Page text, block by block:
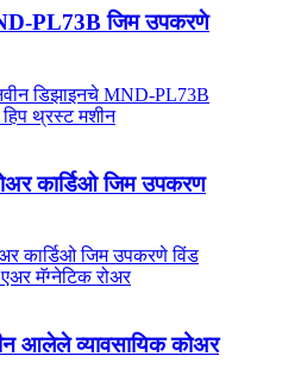
PL73B जिम उपकरणे
कार्डिओ जिम उपकरण
आलेले व्यावसायिक कोअर